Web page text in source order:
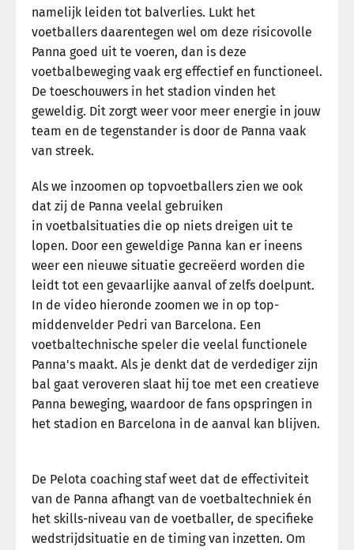
namelijk leiden tot balverlies. Lukt het
voetballers daarentegen wel om deze risicovolle
Panna goed uit te voeren, dan is deze
voetbalbeweging vaak erg effectief en functioneel.
De toeschouwers in het stadion vinden het
geweldig. Dit zorgt weer voor meer energie in jouw
team en de tegenstander is door de Panna vaak
van streek.
Als we inzoomen op topvoetballers zien we ook
dat zij de Panna veelal gebruiken
in voetbalsituaties die op niets dreigen uit te
lopen. Door een geweldige Panna kan er ineens
weer een nieuwe situatie gecreëerd worden die
leidt tot een gevaarlijke aanval of zelfs doelpunt.
In de video hieronde zoomen we in op top-
middenvelder Pedri van Barcelona. Een
voetbaltechnische speler die veelal functionele
Panna's maakt. Als je denkt dat de verdediger zijn
bal gaat veroveren slaat hij toe met een creatieve
Panna beweging, waardoor de fans opspringen in
het stadion en Barcelona in de aanval kan blijven.
De Pelota coaching staf weet dat de effectiviteit
van de Panna afhangt van de voetbaltechniek én
het skills-niveau van de voetballer, de specifieke
wedstrijdsituatie en de timing van inzetten. Om